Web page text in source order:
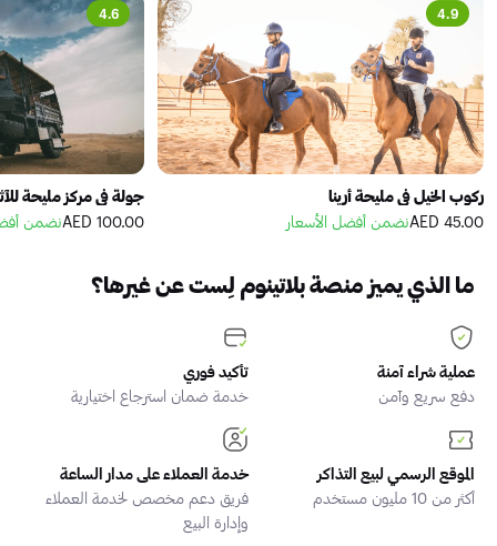
4.9
ركوب الخيل في مليحة أرينا
45.00 AED
نضمن أفضل الأسعار
4.6
جولة في مركز مليحة
100.00 AED
نضمن
ما الذي يميز منصة بلاتينوم لِست عن غيرها؟
عملية شراء آمنة
دفع سريع وآمن
تأكيد فوري
خدمة ضمان استرجاع اختيارية
الموقع الرسمي لبيع التذاكر
أكثر من 10 مليون مستخدم
خدمة العملاء على مدار الساعة
فريق دعم مخصص لخدمة العملاء
وإدارة البيع